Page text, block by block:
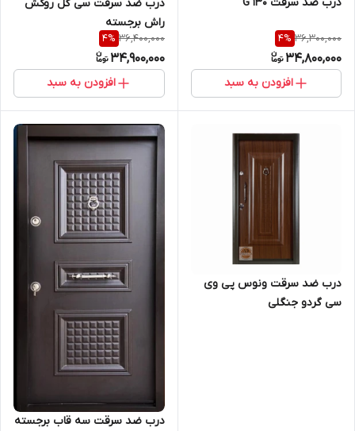
36,300,000
4%
34,800,000
افزودن به سبد
درب ضد سرقت سی گل روکش
راش برجسته
36,400,000
4%
34,900,000
افزودن به سبد
درب ضد سرقت ونوس پی وی
سی گردو جنگلی
درب ضد سرقت سه قاب برجسته